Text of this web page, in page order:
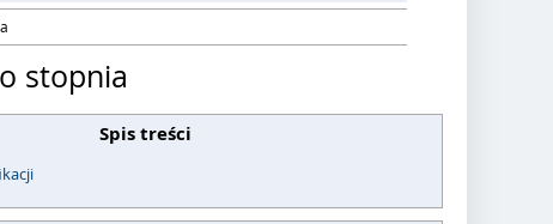
stopnia
Spis treści